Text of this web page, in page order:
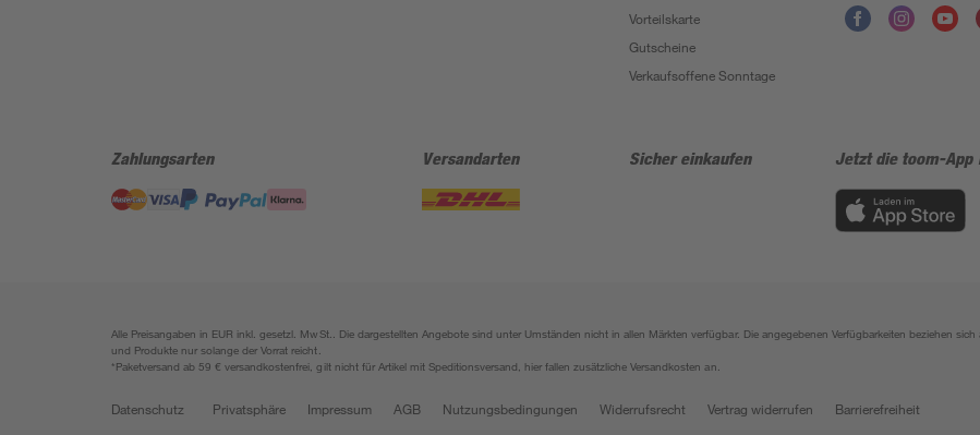
Vorteilskarte
Gutscheine
Verkaufsoffene Sonntage
Zahlungsarten Versandarten Sicher einkaufen Jetzt die toom-App
Alle Preisangaben in EUR inkl. gesetzl. MwSt.. Die dargestellten Angebote sind unter Umständen nicht in allen Märkten verfügbar. Die angegebenen Verfügbarkeiten beziehen
und Produkte nur solange der Vorrat reicht.
*Paketversand ab 59 € versandkostenfrei, gilt nicht für Artikel mit Speditionsversand, hier fallen zusätzliche Versandkosten an.
Datenschutz Privatsphäre Impressum AGB Nutzungsbedingungen Widerrufsrecht Vertrag widerrufen Barrierefreiheit